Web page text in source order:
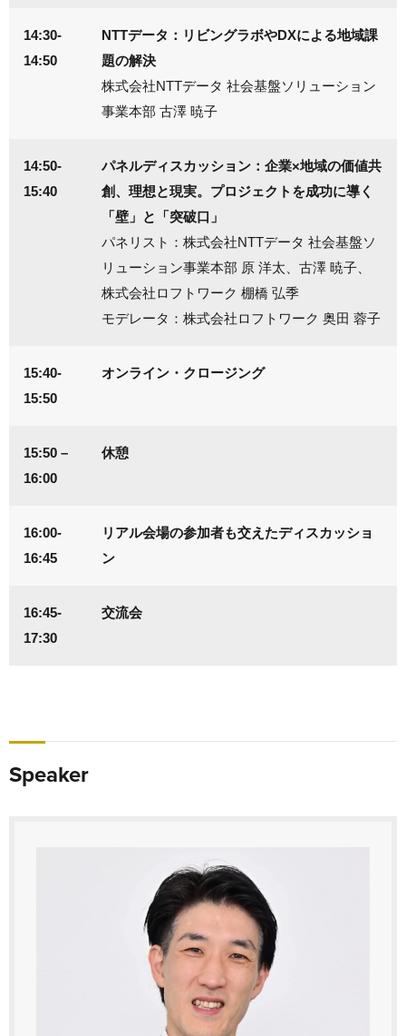
14:30-
14:50
NTTデータ：リビングラボやDXによる地域課
題の解決
株式会社NTTデータ 社会基盤ソリューション
事業本部 古澤 暁子
14:50-
15:40
パネルディスカッション：企業×地域の価値共
創、理想と現実。プロジェクトを成功に導く
「壁」と「突破口」
パネリスト：株式会社NTTデータ 社会基盤ソ
リューション事業本部 原 洋太、古澤 暁子、
株式会社ロフトワーク 棚橋 弘季
モデレータ：株式会社ロフトワーク 奥田 蓉子
15:40-
15:50
オンライン・クロージング
15:50 –
16:00
休憩
16:00-
16:45
リアル会場の参加者も交えたディスカッショ
ン
16:45-
17:30
交流会
Speaker